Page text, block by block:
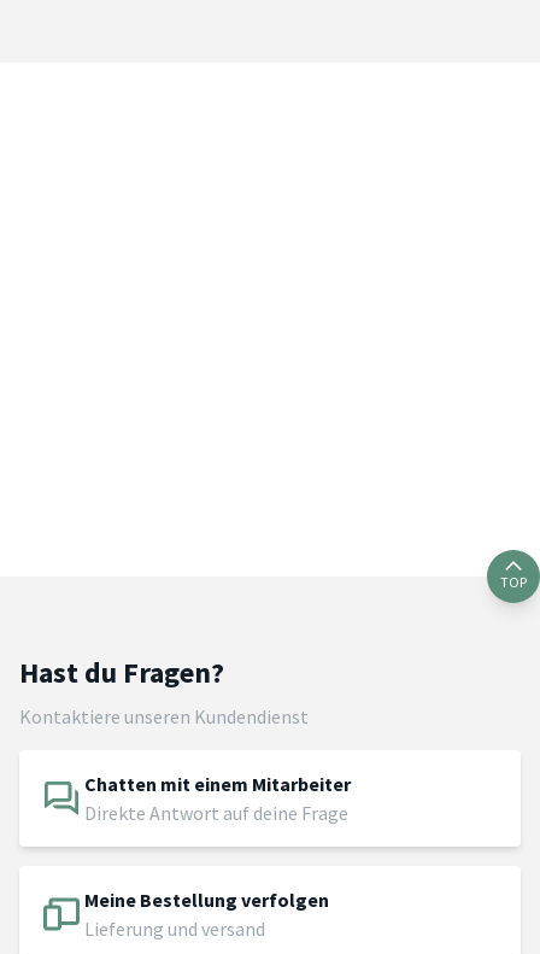
TOP
Hast du Fragen?
Kontaktiere unseren Kundendienst
Chatten mit einem Mitarbeiter
Direkte Antwort auf deine Frage
Meine Bestellung verfolgen
Lieferung und versand